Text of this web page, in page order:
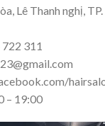
Lê Thanh nghị,
311
– 19:00